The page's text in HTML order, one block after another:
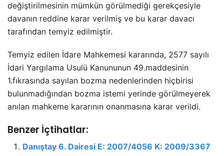
değiştirilmesinin mümkün görülmediği gerekçesiyle
davanın reddine karar verilmiş ve bu karar davacı
tarafından temyiz edilmiştir.
Temyiz edilen İdare Mahkemesi kararında, 2577 sayılı
İdari Yargılama Usulü Kanununun 49.maddesinin
1.fıkrasında sayılan bozma nedenlerinden hiçbirisi
bulunmadığından bozma istemi yerinde görülmeyerek
anılan mahkeme kararının onanmasına karar verildi.
Benzer İçtihatlar:
Danıştay 6. Dairesi E: 2007/4056 K: 2009/3367